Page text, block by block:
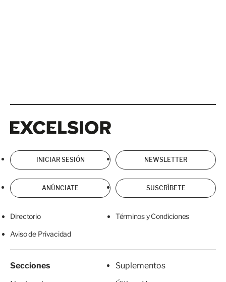
INICIAR SESIÓN NEWSLETTER
ANÚNCIATE SUSCRÍBETE
Directorio Términos y Condiciones
Aviso de Privacidad
Secciones
Suplementos